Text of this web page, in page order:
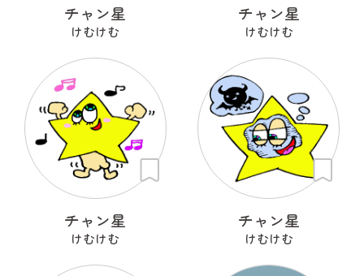
チャン星
けむけむ
チャン星
けむけむ
チャン星
けむけむ
チャン星
けむけむ